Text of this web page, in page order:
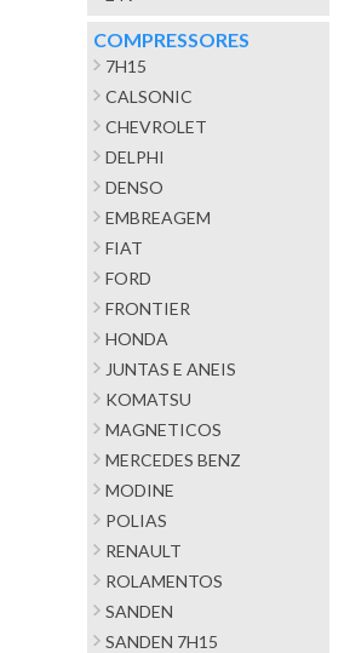
COMPRESSORES
7H15
CALSONIC
CHEVROLET
DELPHI
DENSO
EMBREAGEM
FIAT
FORD
FRONTIER
HONDA
JUNTAS E ANEIS
KOMATSU
MAGNETICOS
MERCEDES BENZ
MODINE
POLIAS
RENAULT
ROLAMENTOS
SANDEN
SANDEN 7H15